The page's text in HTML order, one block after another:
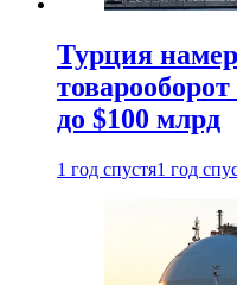
Турция
до $100 млрд
1 год спустя1 год